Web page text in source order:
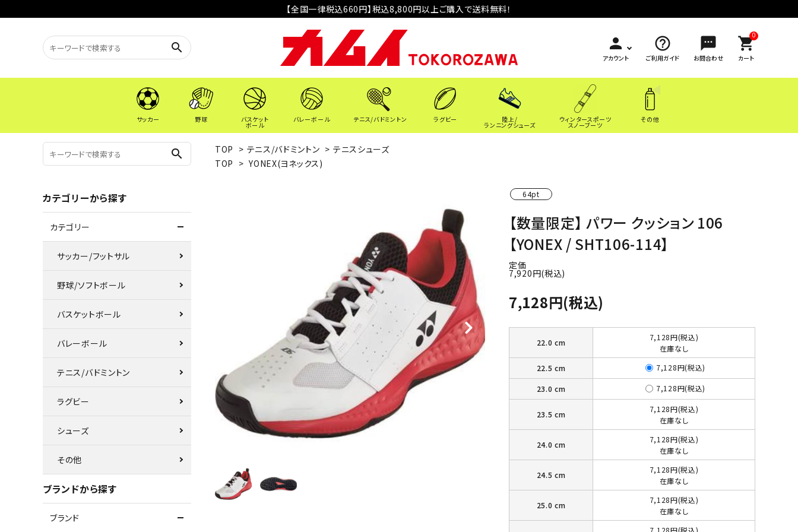
【全国一律税込660円】税込8,800円以上ご購入で送料無料！
search person
アカウント
help_outline
ご利用ガイド
sms
お問合わせ
0
shopping_cart
カート
サッカー 野球 バスケット
ボール
バレーボール テニス/バドミントン ラグビー 陸上/
ランニングシューズ
ウィンタースポーツ
スノーブーツ
その他
TOP > テニス/バドミントン > テニスシューズ
TOP > YONEX(ヨネックス)
64pt
【数量限定】 パワー クッション 106
【YONEX / SHT106-114】
定価
7,920円(税込)
7,128円(税込)
22.0 cm
7,128円(税込)
在庫なし
22.5 cm
7,128円(税込)
23.0 cm 7,128円(税込)
23.5 cm
7,128円(税込)
在庫なし
24.0 cm
7,128円(税込)
在庫なし
24.5 cm
7,128円(税込)
在庫なし
25.0 cm
7,128円(税込)
在庫なし
7,128円(税込)
search
カテゴリーから探す
カテゴリー
サッカー/フットサル
野球/ソフトボール
バスケットボール
バレーボール
テニス/バドミントン
ラグビー
シューズ
その他
ブランドから探す
ブランド